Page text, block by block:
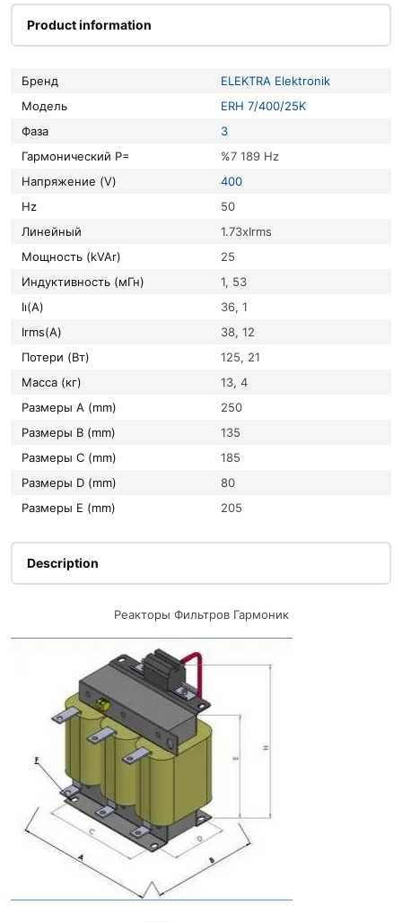
Product information
Бренд
ELEKTRA Elektronik
Модель
ERH 7/400/25K
Фаза
3
Гармонический P=
%7 189 Hz
Напряжение (V)
400
Hz
50
Линейный
1.73xIrms
Мощность (kVAr)
25
Индуктивность (мГн)
1, 53
Iı(A)
36, 1
Irms(A)
38, 12
Потери (Вт)
125, 21
Масса (кг)
13, 4
Размеры A (mm)
250
Размеры B (mm)
135
Размеры C (mm)
185
Размеры D (mm)
80
Размеры E (mm)
205
Description
Реакторы Фильтров Гармоник